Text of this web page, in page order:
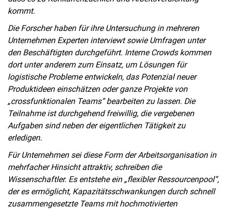
kommt.
Die Forscher haben für ihre Untersuchung in mehreren
Unternehmen Experten interviewt sowie Umfragen unter
den Beschäftigten durchgeführt. Interne Crowds kommen
dort unter anderem zum Einsatz, um Lösungen für
logistische Probleme entwickeln, das Potenzial neuer
Produktideen einschätzen oder ganze Projekte von
„crossfunktionalen Teams“ bearbeiten zu lassen. Die
Teilnahme ist durchgehend freiwillig, die vergebenen
Aufgaben sind neben der eigentlichen Tätigkeit zu
erledigen.
Für Unternehmen sei diese Form der Arbeitsorganisation in
mehrfacher Hinsicht attraktiv, schreiben die
Wissenschaftler. Es entstehe ein „flexibler Ressourcenpool“,
der es ermöglicht, Kapazitätsschwankungen durch schnell
zusammengesetzte Teams mit hochmotivierten